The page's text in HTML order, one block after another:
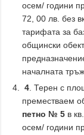
осем/ години
72, 00 лв. без
тарифата за
общински
началната
4 . Терен с
преместваем
петно № 5 в
осем/ години